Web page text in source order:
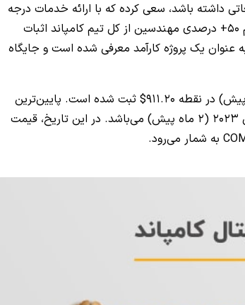
داشته باشد، سعی کرده که با ارائه خدمات درجه
یک، به بهبود بهره‌وری بلاک چین کمک کند. این ادعا با استناد به سهم 50+ درصدی مهندسین از کل تیم کامپاند اثبات
فعالیت 6 ساله خود، همواره به عنوان یک پروژه کارآمد معرفی شده است و جایگاه
در تاریخ 12 می 2021 (2 سال پیش) در نقطه 911.20$ ثبت شده است. پایین‌ترین
قیمت تاریخی یا ATL ارز دیجیتال کامپاند نیز مربوط به تاریخ 10 جون 2023 (2 ماه پیش) می‌باشد. در این تاریخ، قیمت